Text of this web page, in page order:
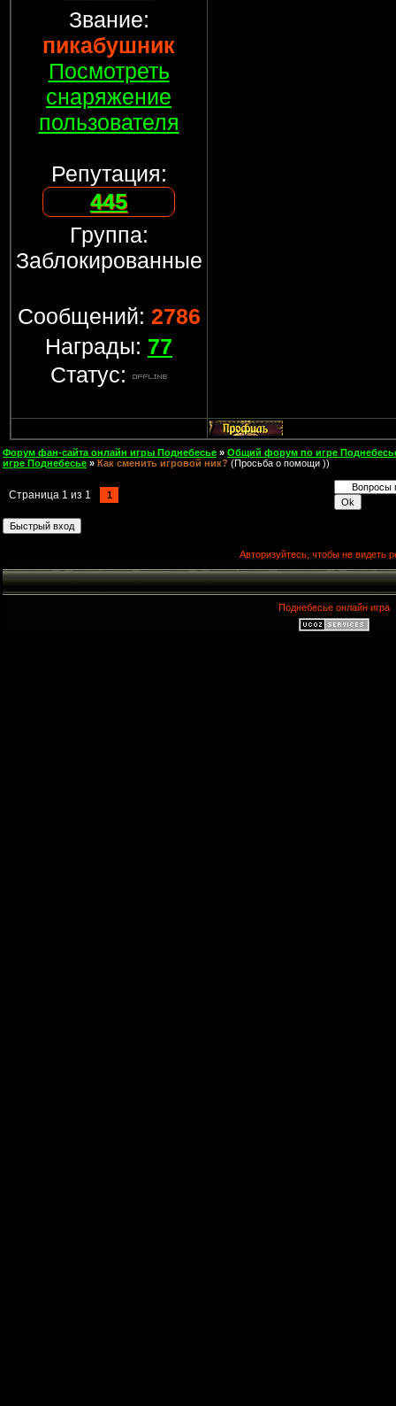
Звание:
пикабушник
Посмотреть
снаряжение
пользователя
Репутация:
445
Группа:
Заблокированные
Сообщений: 2786
Награды: 77
Статус:
Форум фан-сайта онлайн игры Поднебесье » Общий форум по игре
игре Поднебесье » Как сменить игровой ник? (Просьба о помощи ))
Страница 1 из 1 1
Авторизуйтесь, чтобы не видеть
Поднебесье онлайн игра